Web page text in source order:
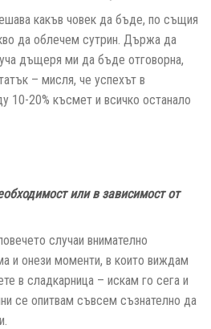
какъв човек да бъде, по същия
да облечем сутрин. Държа да
дъщеря ми да бъде отговорна,
– мисля, че успехът в
10-20% късмет и всичко останало
или в зависимост от
случаи внимателно
и онези моменти, в които виждам
в сладкарница – искам го сега и
се опитвам съвсем съзнателно да